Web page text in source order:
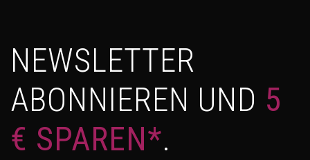
NEWSLETTER
ABONNIEREN UND 5
€ SPAREN*.